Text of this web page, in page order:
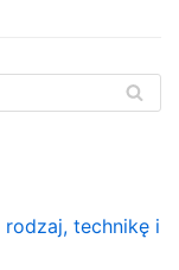
technikę i